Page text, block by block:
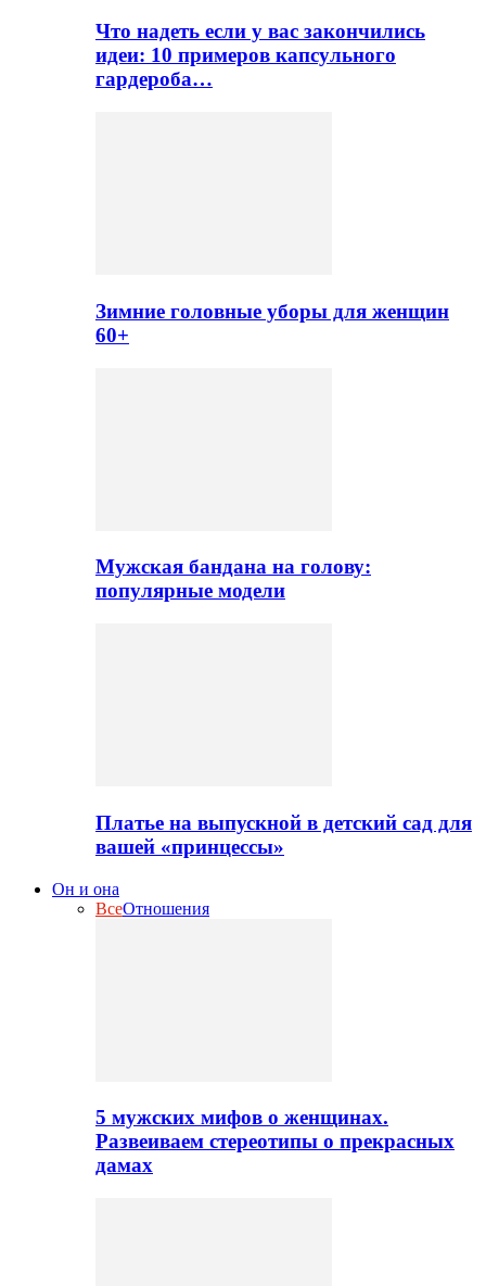
Что надеть если у вас закончились
идеи: 10 примеров капсульного
гардероба…
Зимние головные уборы для женщин
60+
Мужская бандана на голову:
популярные модели
Платье на выпускной в детский сад для
вашей «принцессы»
Он и она
ВсеОтношения
5 мужских мифов о женщинах.
Развеиваем стереотипы о прекрасных
дамах